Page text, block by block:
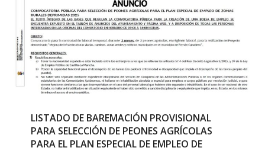
LISTADO DE BAREMACIÓN PROVISIONAL
PARA SELECCIÓN DE PEONES AGRÍCOLAS
PARA EL PLAN ESPECIAL DE EMPLEO DE